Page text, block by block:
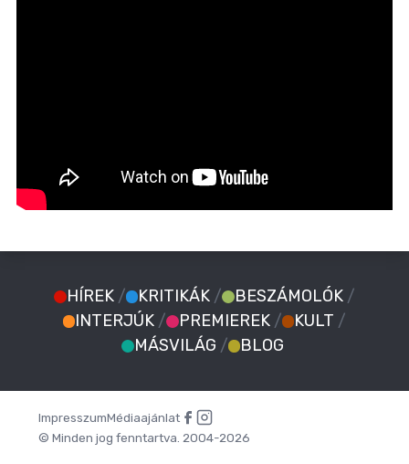
HÍREK / KRITIKÁK / BESZÁMOLÓK /
INTERJÚK / PREMIEREK / KULT /
MÁSVILÁG / BLOG
ImpresszumMédiaajánlat
© Minden jog fenntartva. 2004-2026